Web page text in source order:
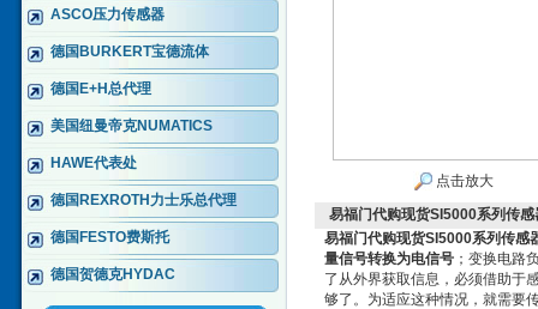
ASCO压力传感器
德国BURKERT宝德流体
德国E+H总代理
美国纽曼帝克NUMATICS
HAWE代表处
德国REXROTH力士乐总代理
德国FESTO费斯托
德国贺德克HYDAC
点击放大
易福门代购现货SI5000系列传感
易福门代购现货SI5000系列传感
量信号转换为电信号；变换电路
了从外界获取信息，必须借助于
够了。为适应这种情况，就需要